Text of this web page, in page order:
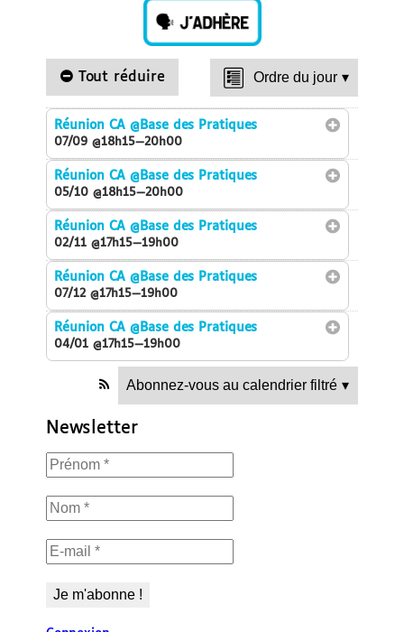
Tout réduire Ordre du jour ▾
Réunion CA@Base des Pratiques
07/09 @18h15—20h00
Réunion CA@Base des Pratiques
05/10 @18h15—20h00
Réunion CA@Base des Pratiques
02/11 @17h15—19h00
Réunion CA@Base des Pratiques
07/12 @17h15—19h00
Réunion CA@Base des Pratiques
04/01 @17h15—19h00
Abonnez-vous au calendrier filtré ▾
Newsletter